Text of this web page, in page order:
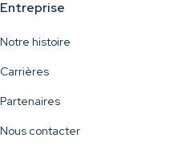
Entreprise
Notre histoire
Carrières
Partenaires
Nous contacter